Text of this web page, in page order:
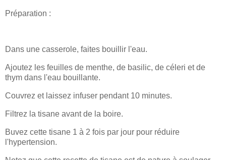
Préparation :
Dans une casserole, faites bouillir l'eau.
Ajoutez les feuilles de menthe, de basilic, de céleri et de
thym dans l'eau bouillante.
Couvrez et laissez infuser pendant 10 minutes.
Filtrez la tisane avant de la boire.
Buvez cette tisane 1 à 2 fois par jour pour réduire
l'hypertension.